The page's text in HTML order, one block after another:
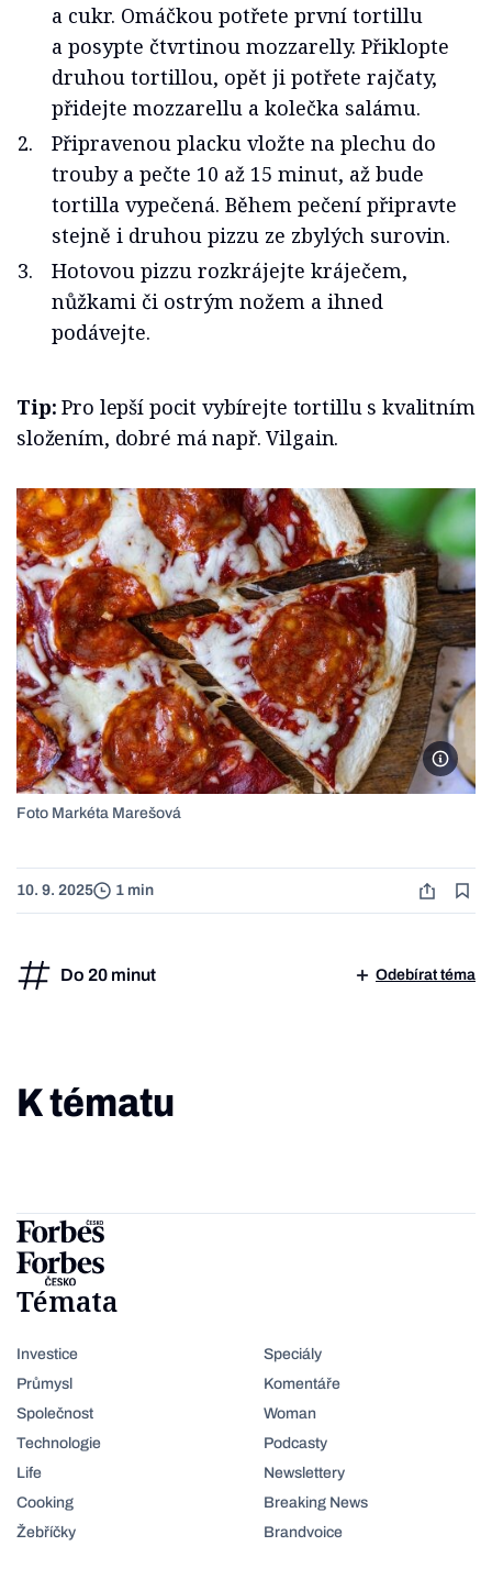
a cukr. Omáčkou potřete první tortillu
a posypte čtvrtinou mozzarelly. Přiklopte
druhou tortillou, opět ji potřete rajčaty,
přidejte mozzarellu a kolečka salámu.
Připravenou placku vložte na plechu do
trouby a pečte 10 až 15 minut, až bude
tortilla vypečená. Během pečení připravte
stejně i druhou pizzu ze zbylých surovin.
Hotovou pizzu rozkrájejte kráječem,
nůžkami či ostrým nožem a ihned
podávejte.
Tip:Pro lepší pocit vybírejte tortillu s kvalitním
složením, dobré má např. Vilgain.
Foto
Foto Markéta Marešová
10. 9. 2025 1 min
Do 20 minut Odebírat téma
K tématu
Témata
Investice
Průmysl
Společnost
Technologie
Life
Cooking
Žebříčky
Speciály
Komentáře
Woman
Podcasty
Newslettery
Breaking News
Brandvoice